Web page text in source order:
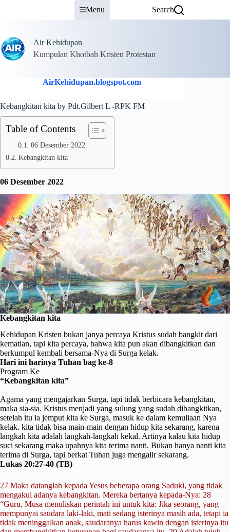
Menu Search
Air Kehidupan
Kumpulan Khotbah Kristen Protestan
AirKehidupan.blogspot.com
Kebangkitan kita by Pdt.Gilbert L -RPK FM
Table of Contents
06 Desember 2022
Kebangkitan kita
06 Desember 2022
Kebangkitan kita
Kehidupan Kristen bukan janya percaya Kristus sudah bangkit dari
kematian, tapi kita percaya, bahwa kita pun akan dibangkitkan dan
berkumpul kembali bersama-Nya di Surga kelak.
Hari ini harinya Tuhan bag ke-8
Program Ke
“Kebangkitan kita”
Agama yang mengajarkan Surga, tapi tidak berbicara kebangkitan,
maka sia-sia. Kristus menjadi yang sulung yang sudah dibangkitkan,
setelah itu ia jemput kita ke Surga, masuk ke dalam kemuliaan Nya
kelak. kita tidak bisa main-main dengan hidup kita sekarang, karena
langkah kita adalah langkah-langkah kekal. Artinya kalau kita hidup
suci sekarang maka upahnya kita terima nanti. Bukan hanya nanti kita
terima di Surga, tapi berkat Tuhan juga mengalir sekarang.
Lukas 20:27-40 (TB)
27 Maka datanglah kepada Yesus beberapa orang Saduki, yang tidak
mengakui adanya kebangkitan. Mereka bertanya kepada-Nya: 28
“Guru, Musa menuliskan perintah ini untuk kita: Jika seorang, yang
mempunyai saudara laki-laki, mati sedang isterinya masih ada, tetapi ia
tidak meninggalkan anak, saudaranya harus kawin dengan isterinya itu